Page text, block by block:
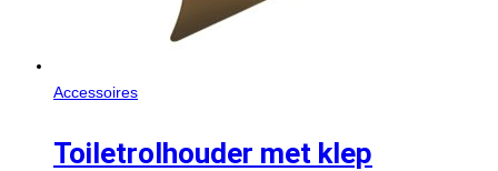
Accessoires
Toiletrolhouder met klep